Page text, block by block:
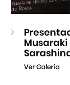
Musaraki
Ver Galería